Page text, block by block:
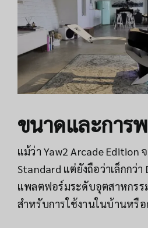
ขนาดและการ
แม้ว่า Yaw2 Arcade Edition
Standard แต่ยังถือว่าเล็กกว่า
แพลตฟอร์มระดับอุตสาหกรร
สำหรับการใช้งานในบ้านหรื